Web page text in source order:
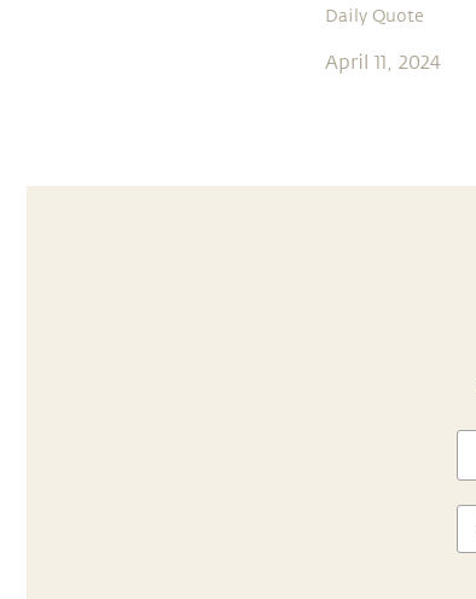
Daily Quote
April 11, 2024